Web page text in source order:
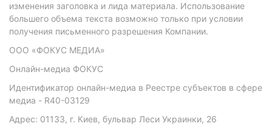
изменения заголовка и лида материала. Использование
большего объема текста возможно только при условии
получения письменного разрешения Компании.
ООО «ФОКУС МЕДИА»
Онлайн-медиа ФОКУС
Идентификатор онлайн-медиа в Реестре субъектов в сфере
медиа - R40-03129
Адрес: 01133, г. Киев, бульвар Леси Украинки, 26